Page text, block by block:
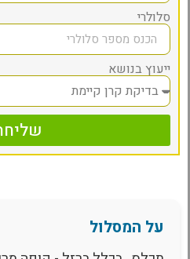
סלולרי
ייעוץ בנושא
על המסלול